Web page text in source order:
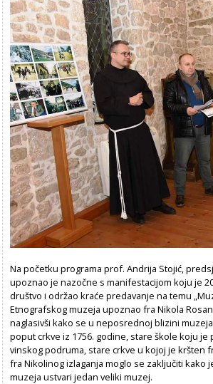
Na početku programa prof. Andrija Stojić,
upoznao je nazočne s manifestacijom koju je
društvo i održao kraće predavanje na temu
Etnografskog muzeja upoznao fra Nikola
naglasivši kako se u neposrednoj blizini
poput crkve iz 1756. godine, stare škole koju
vinskog podruma, stare crkve u kojoj je kršten
fra Nikolinog izlaganja moglo se zaključiti kako
muzeja ustvari jedan veliki muzej.